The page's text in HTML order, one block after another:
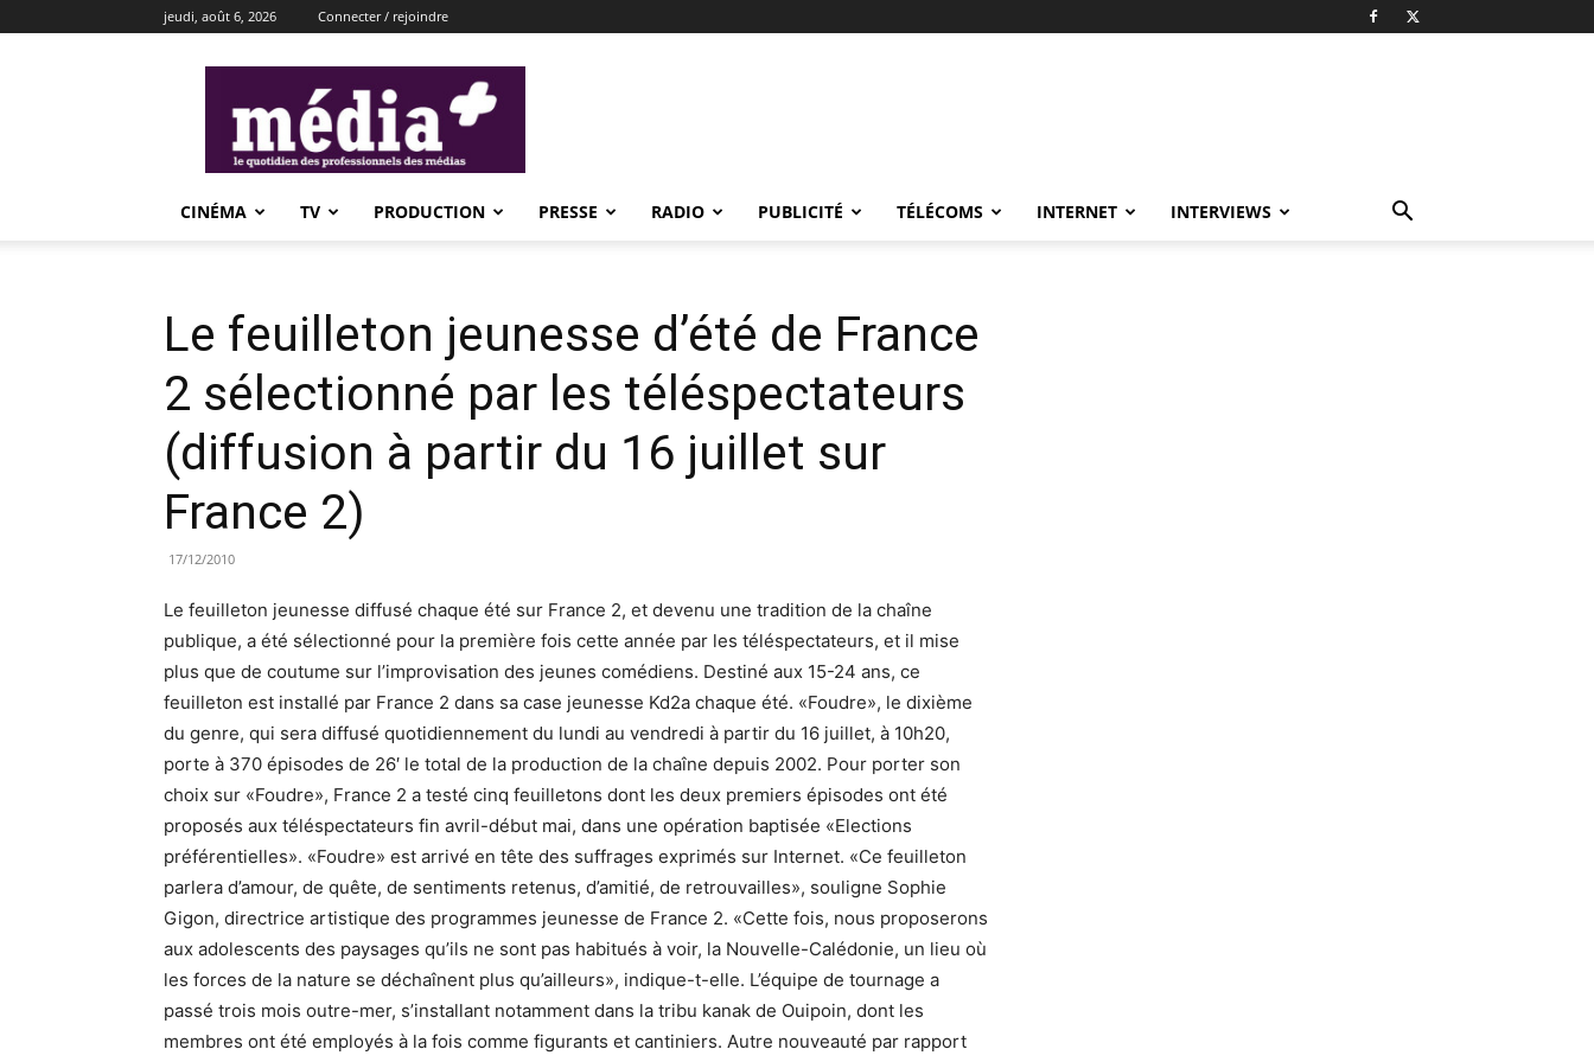
jeudi, août 6, 2026 Connecter / rejoindre
CINÉMA TV PRODUCTION PRESSE RADIO PUBLICITÉ TÉLÉCOMS INTERNET INTERVIEWS
Le feuilleton jeunesse d’été de France
2 sélectionné par les téléspectateurs
(diffusion à partir du 16 juillet sur
France 2)
17/12/2010
Le feuilleton jeunesse diffusé chaque été sur France 2, et devenu une tradition de la chaîne
publique, a été sélectionné pour la première fois cette année par les téléspectateurs, et il mise
plus que de coutume sur l’improvisation des jeunes comédiens. Destiné aux 15-24 ans, ce
feuilleton est installé par France 2 dans sa case jeunesse Kd2a chaque été. «Foudre», le dixième
du genre, qui sera diffusé quotidiennement du lundi au vendredi à partir du 16 juillet, à 10h20,
porte à 370 épisodes de 26′ le total de la production de la chaîne depuis 2002. Pour porter son
choix sur «Foudre», France 2 a testé cinq feuilletons dont les deux premiers épisodes ont été
proposés aux téléspectateurs fin avril-début mai, dans une opération baptisée «Elections
préférentielles». «Foudre» est arrivé en tête des suffrages exprimés sur Internet. «Ce feuilleton
parlera d’amour, de quête, de sentiments retenus, d’amitié, de retrouvailles», souligne Sophie
Gigon, directrice artistique des programmes jeunesse de France 2. «Cette fois, nous proposerons
aux adolescents des paysages qu’ils ne sont pas habitués à voir, la Nouvelle-Calédonie, un lieu où
les forces de la nature se déchaînent plus qu’ailleurs», indique-t-elle. L’équipe de tournage a
passé trois mois outre-mer, s’installant notamment dans la tribu kanak de Ouipoin, dont les
membres ont été employés à la fois comme figurants et cantiniers. Autre nouveauté par rapport